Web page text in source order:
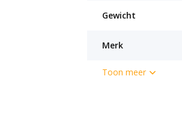
Gewicht
Merk
Toon meer